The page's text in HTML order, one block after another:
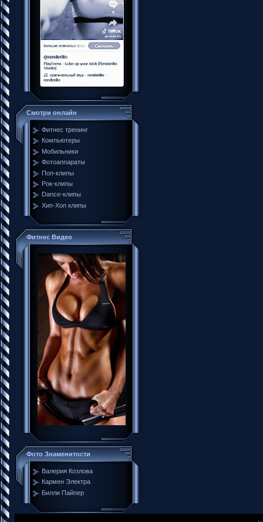
Смотри онлайн
Фитнес тренинг
Компьютеры
Мобильники
Фотоаппараты
Поп-клипы
Рок-клипы
Dance-клипы
Хип-Хоп клипы
Фитнес Видео
Фото Знаменитости
Валерия Козлова
Кармен Электра
Билли Пайпер